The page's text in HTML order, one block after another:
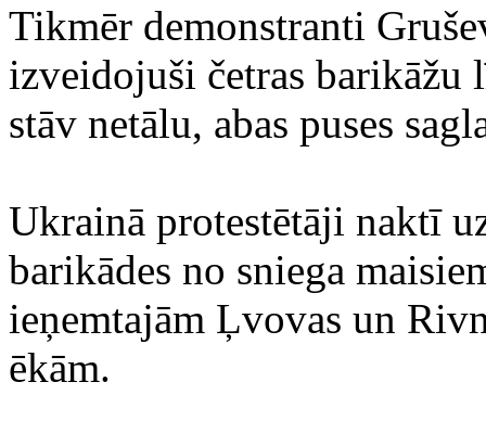
Tikmēr demonstranti
izveidojuši četras
stāv netālu, abas puses
Ukrainā protestētāji naktī
barikādes no sniega
ieņemtajām Ļvovas un
ēkām.